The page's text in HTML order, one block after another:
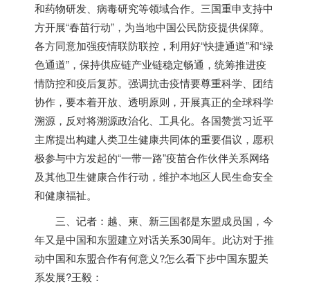
和药物研发、病毒研究等领域合作。三国重申支持中
方开展“春苗行动”，为当地中国公民防疫提供保障。
各方同意加强疫情联防联控，利用好“快捷通道”和“绿
色通道”，保持供应链产业链稳定畅通，统筹推进疫
情防控和疫后复苏。强调抗击疫情要尊重科学、团结
协作，要本着开放、透明原则，开展真正的全球科学
溯源，反对将溯源政治化、工具化。各国赞赏习近平
主席提出构建人类卫生健康共同体的重要倡议，愿积
极参与中方发起的“一带一路”疫苗合作伙伴关系网络
及其他卫生健康合作行动，维护本地区人民生命安全
和健康福祉。
三、记者：越、柬、新三国都是东盟成员国，今
年又是中国和东盟建立对话关系30周年。此访对于推
动中国和东盟合作有何意义?怎么看下步中国东盟关
系发展?王毅：